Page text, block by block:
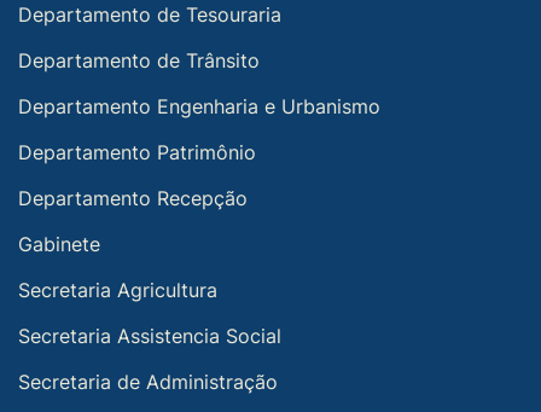
Departamento de Tesouraria
Departamento de Trânsito
Departamento Engenharia e Urbanismo
Departamento Patrimônio
Departamento Recepção
Gabinete
Secretaria Agricultura
Secretaria Assistencia Social
Secretaria de Administração